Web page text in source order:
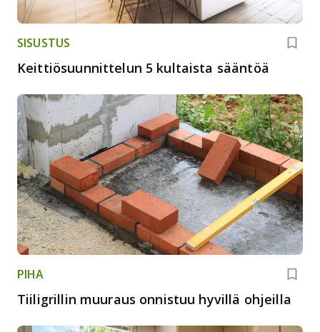
SISUSTUS
Keittiösuunnittelun 5 kultaista sääntöä
PIHA
Tiiligrillin muuraus onnistuu hyvillä ohjeilla